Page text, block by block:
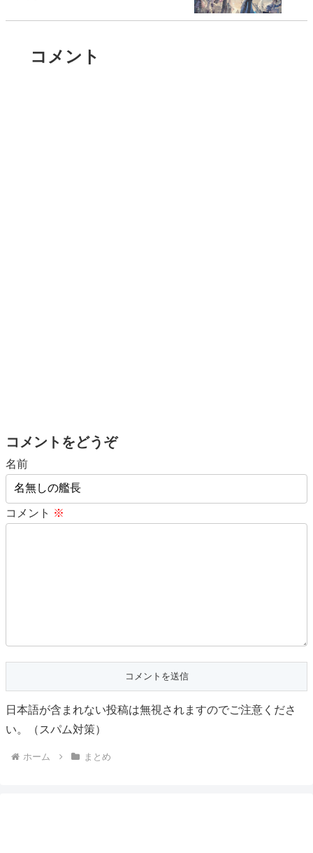
コメント
コメントをどうぞ
名前
コメント ※
日本語が含まれない投稿は無視されますのでご注意くださ
い。（スパム対策）
ホーム まとめ